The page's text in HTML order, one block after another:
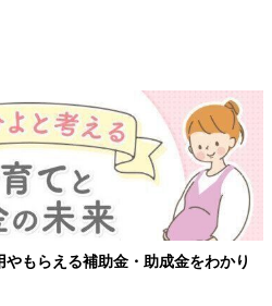
も】妊婦の感染症対策、知っておい